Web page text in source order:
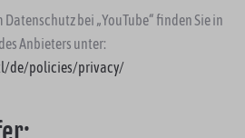
bei „YouTube“ finden Sie in
Anbieters unter:
de/policies/privacy/